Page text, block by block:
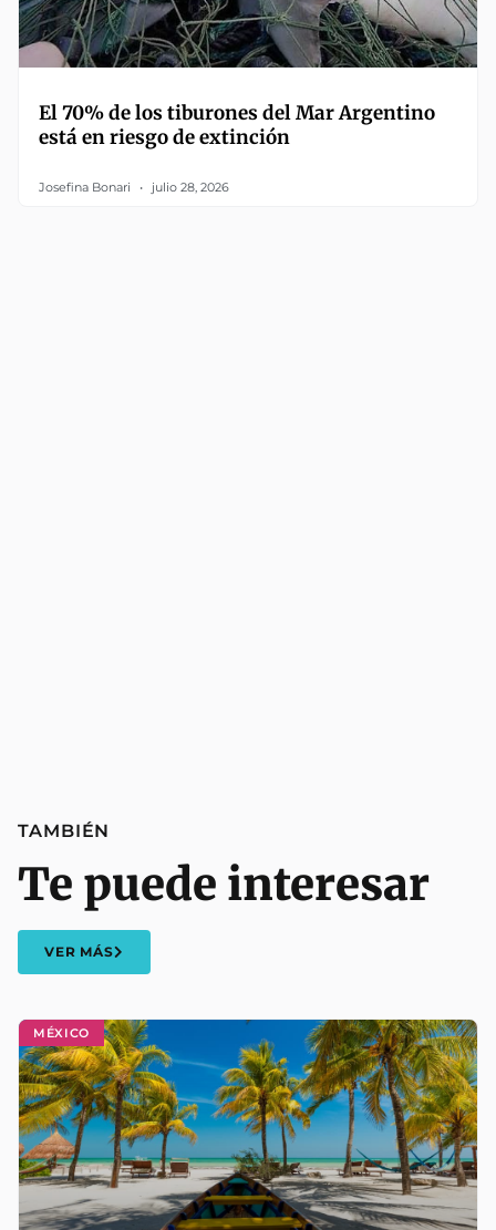
El 70% de los tiburones del Mar Argentino
está en riesgo de extinción
Josefina Bonari julio 28, 2026
MÉXICO
TAMBIÉN
Te puede interesar
VER MÁS